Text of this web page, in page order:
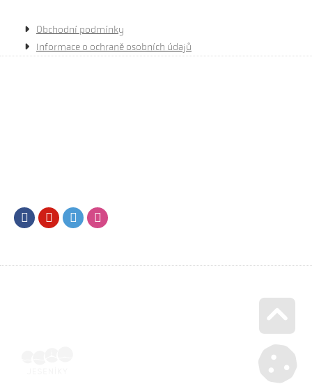
Obchodní podmínky
Informace o ochraně osobních údajů
FacebookYoutubeTwitter
Go